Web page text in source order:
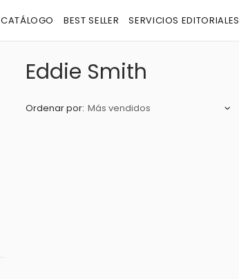
CATÁLOGO BEST SELLER SERVICIOS EDITORIALES
Eddie Smith
Ordenar por: